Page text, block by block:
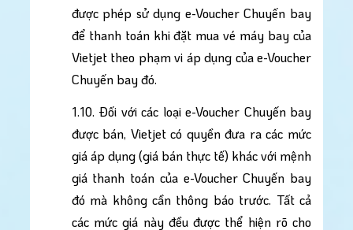
được phép sử dụng e-Voucher Chuyến bay
để thanh toán khi đặt mua vé máy bay của
Vietjet theo phạm vi áp dụng của e-Voucher
Chuyến bay đó.
1.10. Đối với các loại e-Voucher Chuyến bay
được bán, Vietjet có quyền đưa ra các mức
giá áp dụng (giá bán thực tế) khác với mệnh
giá thanh toán của e-Voucher Chuyến bay
đó mà không cần thông báo trước. Tất cả
các mức giá này đều được thể hiện rõ cho